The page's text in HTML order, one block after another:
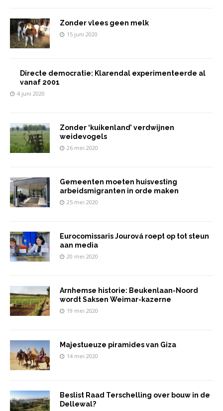
Zonder vlees geen melk
15 juni 2020
Directe democratie: Klarendal experimenteerde al
vanaf 2001
4 juni 2020
Zonder ‘kuikenland’ verdwijnen
weidevogels
26 mei 2020
Gemeenten moeten huisvesting
arbeidsmigranten in orde maken
25 mei 2020
Eurocomissaris Jourová roept op tot steun
aan media
20 mei 2020
Arnhemse historie: Beukenlaan-Noord
wordt Saksen Weimar-kazerne
19 mei 2020
Majestueuze piramides van Giza
14 mei 2020
Beslist Raad Terschelling over bouw in de
Dellewal?